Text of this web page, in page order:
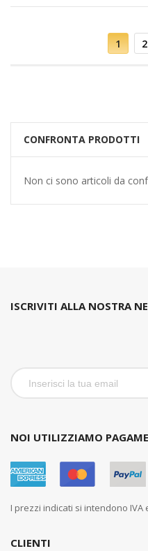
stai
1 2
CONFRONTA PRODOTTI
Non ci sono articoli da
ISCRIVITI ALLA NOSTRA
NOI UTILIZZIAMO
I prezzi indicati si intendono IVA
CLIENTI